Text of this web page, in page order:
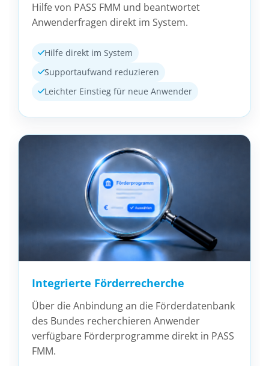
Hilfe von PASS FMM und beantwortet
Anwenderfragen direkt im System.
Hilfe direkt im System
Supportaufwand reduzieren
Leichter Einstieg für neue Anwender
Integrierte Förderrecherche
Über die Anbindung an die Förderdatenbank
des Bundes recherchieren Anwender
verfügbare Förderprogramme direkt in PASS
FMM.